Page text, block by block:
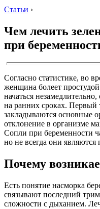
Статьи ›
Чем лечить
при
Согласно статистике, во
женщина болеет
начаться
на ранних сроках. Первый
закладываются основные
отклонение в организме
Сопли при беременности
но не всегда они являются
Почему
Есть понятие насморка
связывают последний
сложности с дыханием.